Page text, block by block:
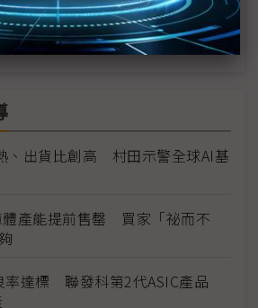
料中心
、出貨比創高 村田示警全球AI基
產能提前售罄 買家「祕而不
率達標 聯發科第2代ASIC產品